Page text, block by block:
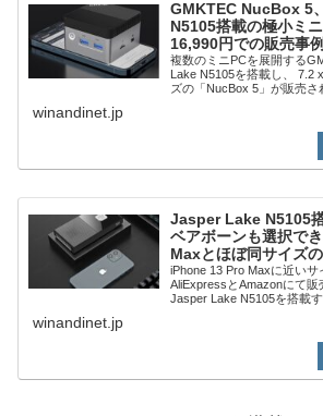
GMKTEC NucBox 5
N5105搭載の極小ミ
16,990円での販売事
複数のミニPCを展開する
Lake N5105を搭載し、 7.2
ズの「NucBox 5」が販売さ
winandinet.jp
Jasper Lake N5105
ベアボーンも選択で
Maxとほぼ同サイズ
iPhone 13 Pro Maxに近いサ
AliExpressとAmazonにて
Jasper Lake N5105を搭載す
winandinet.jp